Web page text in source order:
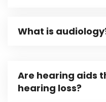
What is
Are hearing aids
hearing loss?